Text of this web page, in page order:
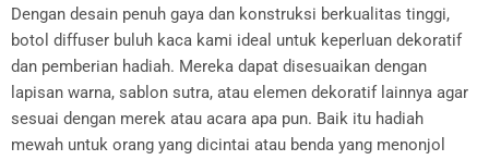
Dengan desain penuh gaya dan konstruksi berkualitas tinggi,
botol diffuser buluh kaca kami ideal untuk keperluan dekoratif
dan pemberian hadiah. Mereka dapat disesuaikan dengan
lapisan warna, sablon sutra, atau elemen dekoratif lainnya agar
sesuai dengan merek atau acara apa pun. Baik itu hadiah
mewah untuk orang yang dicintai atau benda yang menonjol